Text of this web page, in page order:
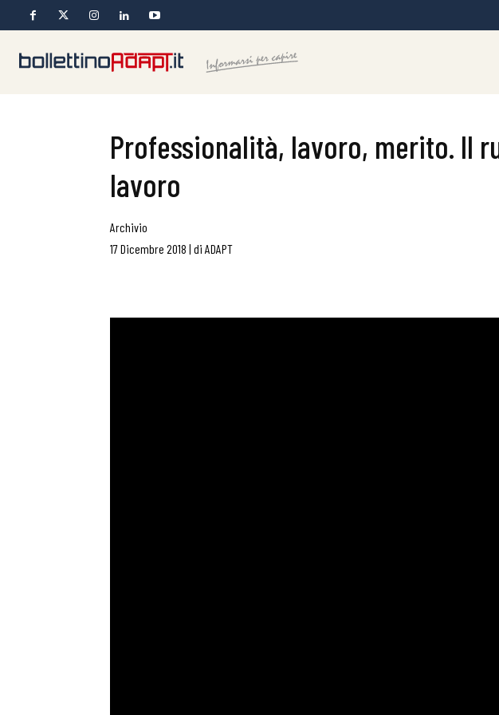
Professionalità, lavoro, merito. Il
lavoro
Archivio
17 Dicembre 2018 | di ADAPT